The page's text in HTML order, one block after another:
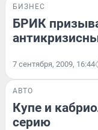
БИЗНЕС
БРИК
7 сентября, 2009, 16:44
АВТО
Купе и
серию